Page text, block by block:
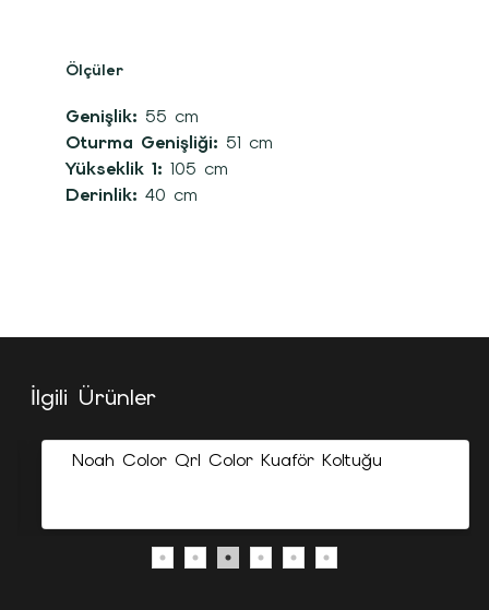
Ölçüler
Genişlik: 55 cm
Oturma Genişliği: 51 cm
Yükseklik 1: 105 cm
Derinlik: 40 cm
İlgili Ürünler
Noah Color Qrl Color Kuaför Koltuğu